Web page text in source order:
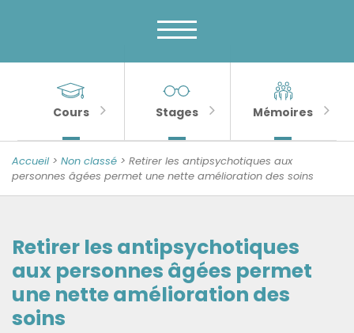
Banner
MENU
Psychologie
de
la
Sénescence
Sections
importantes
Cours Stages Mémoires
Accueil > Non classé > Retirer les antipsychotiques aux
personnes âgées permet une nette amélioration des soins
Retirer les antipsychotiques
aux personnes âgées permet
une nette amélioration des
soins